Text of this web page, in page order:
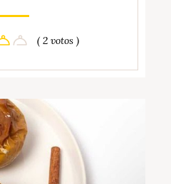
( 2 votos )